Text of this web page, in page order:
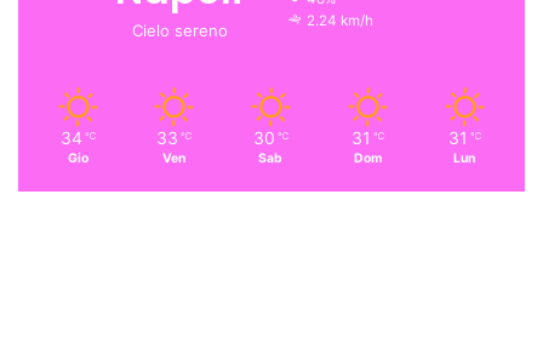
Cielo sereno
2.24 km/h
34 ℃
Gio
33 ℃
Ven
30 ℃
Sab
31 ℃
Dom
31 ℃
Lun